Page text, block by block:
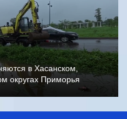
в Хасанском,
округах Приморья